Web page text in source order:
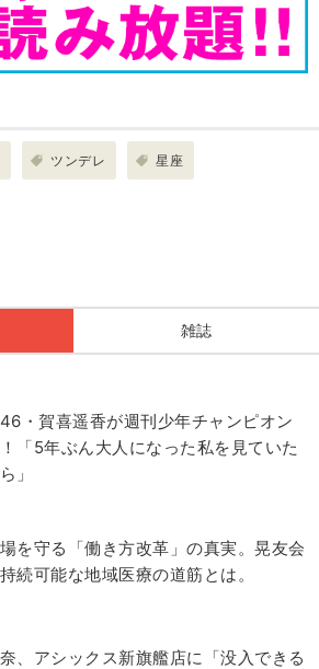
ツンデレ 星座
雑誌
・賀喜遥香が週刊少年チャンピオン
「5年ぶん大人になった私を見ていた
」
を守る「働き方改革」の真実。晃友会
続可能な地域医療の道筋とは。
、アシックス新旗艦店に「没入できる